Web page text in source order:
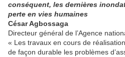
conséquent, les dernières
perte en vies humaines
César Agbossaga
Directeur général de l’Agence
« Les travaux en cours de
de façon durable les problèmes